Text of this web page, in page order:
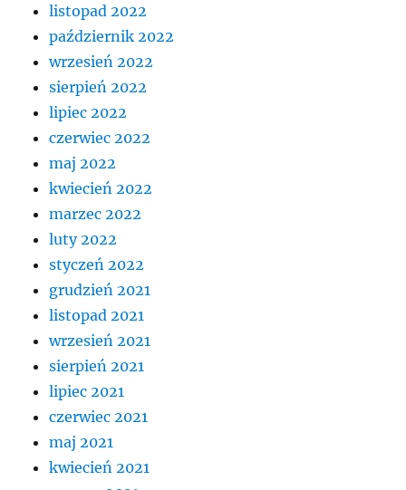
listopad 2022
październik 2022
wrzesień 2022
sierpień 2022
lipiec 2022
czerwiec 2022
maj 2022
kwiecień 2022
marzec 2022
luty 2022
styczeń 2022
grudzień 2021
listopad 2021
wrzesień 2021
sierpień 2021
lipiec 2021
czerwiec 2021
maj 2021
kwiecień 2021